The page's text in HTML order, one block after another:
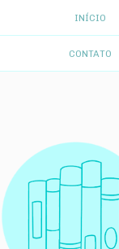
INÍCIO
CONTATO